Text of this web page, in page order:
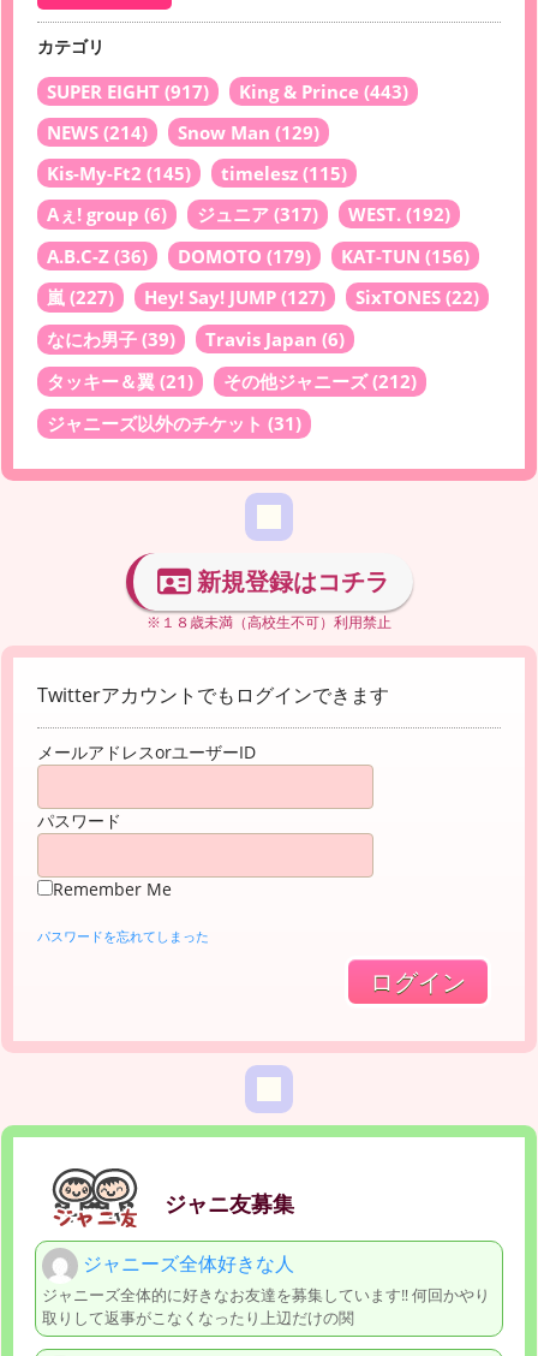
カテゴリ
SUPER EIGHT (917) King & Prince (443)
NEWS (214) Snow Man (129)
Kis-My-Ft2 (145) timelesz (115)
Aぇ! group (6) ジュニア (317) WEST. (192)
A.B.C-Z (36) DOMOTO (179) KAT-TUN (156)
嵐 (227) Hey! Say! JUMP (127) SixTONES (22)
なにわ男子 (39) Travis Japan (6)
タッキー＆翼 (21) その他ジャニーズ(212)
ジャニーズ以外のチケット (31)
新規登録はコチラ
※１８歳未満（高校生不可）利用禁止
Twitterアカウントでもログインできます
メールアドレスorユーザーID
パスワード
Remember Me
パスワードを忘れてしまった
ジャニ友募集
ジャニーズ全体好きな人
ジャニーズ全体的に好きなお友達を募集しています‼ 何回かやり
取りして返事がこなくなったり上辺だけの関